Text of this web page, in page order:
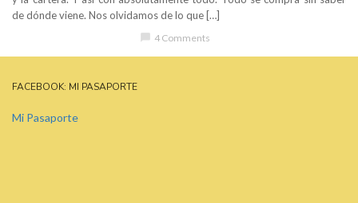
de dónde viene. Nos olvidamos de lo que […]
4 Comments
FACEBOOK: MI PASAPORTE
Mi Pasaporte